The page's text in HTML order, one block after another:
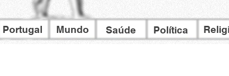
Portugal Mundo Saúde Política